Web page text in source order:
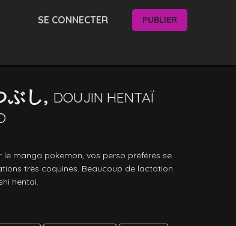
SE CONNECTER PUBLIER
ぶし, DOUJIN HENTAÏ
le manga pokemon, vos perso préférés se
très coquines. Beaucoup de lactation
hentai.